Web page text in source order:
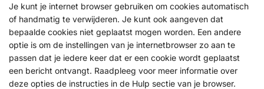
Je kunt je internet browser gebruiken om cookies automatisch
of handmatig te verwijderen. Je kunt ook aangeven dat
bepaalde cookies niet geplaatst mogen worden. Een andere
optie is om de instellingen van je internetbrowser zo aan te
passen dat je iedere keer dat er een cookie wordt geplaatst
een bericht ontvangt. Raadpleeg voor meer informatie over
deze opties de instructies in de Hulp sectie van je browser.